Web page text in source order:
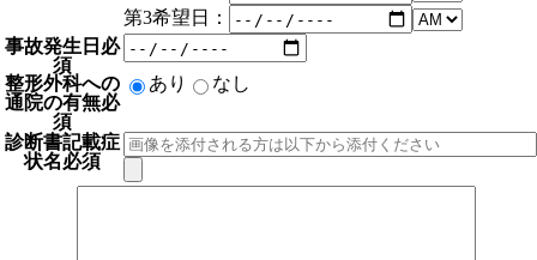
第3希望日：
事故発生日 必
須
整形外科への
通院の有無必
須
あり なし
診断書記載症
状名必須